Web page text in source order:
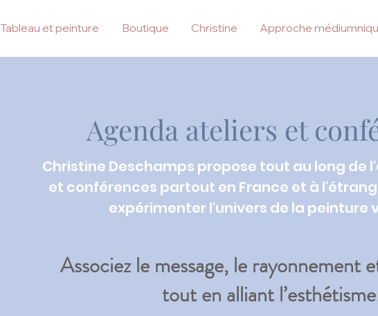
Tableau et peinture Boutique Christine Approche
Agenda ateliers et
Christine Deschamps propose tout au long de
et conférences partout en France et à
expérimenter l'univers de la peinture
Associez le message, le rayonnement
tout en alliant